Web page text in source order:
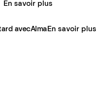
En savoir plus
avecAlmaEn savoir plus